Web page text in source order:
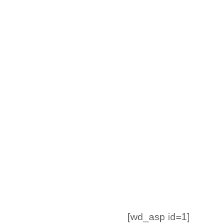
[wd_asp id=1]